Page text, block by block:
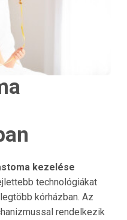
kezelése
technológiákat
kórházban. Az
rendelkezik